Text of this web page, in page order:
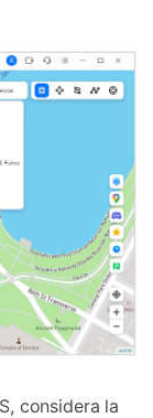
considera la